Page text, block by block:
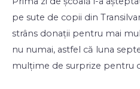
pe sute de copii din
strâns donații pentru mai
nu numai, astfel că luna
mulțime de surprize pentru